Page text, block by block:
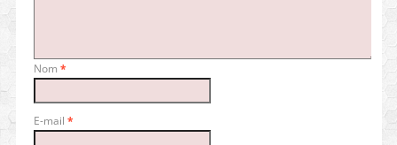
Nom *
E-mail *